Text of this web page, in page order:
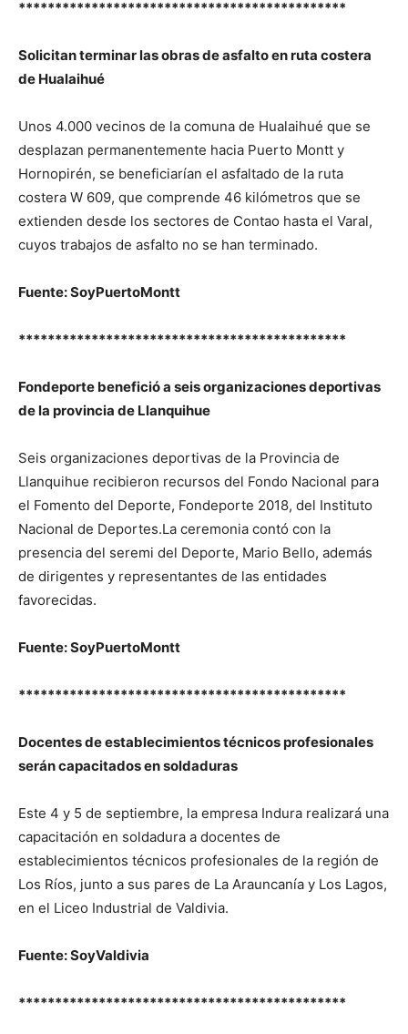
*********************************************
Solicitan terminar las obras de asfalto en ruta costera
de Hualaihué
Unos 4.000 vecinos de la comuna de Hualaihué que se
desplazan permanentemente hacia Puerto Montt y
Hornopirén, se beneficiarían el asfaltado de la ruta
costera W 609, que comprende 46 kilómetros que se
extienden desde los sectores de Contao hasta el Varal,
cuyos trabajos de asfalto no se han terminado.
Fuente: SoyPuertoMontt
*********************************************
Fondeporte benefició a seis organizaciones deportivas
de la provincia de Llanquihue
Seis organizaciones deportivas de la Provincia de
Llanquihue recibieron recursos del Fondo Nacional para
el Fomento del Deporte, Fondeporte 2018, del Instituto
Nacional de Deportes.La ceremonia contó con la
presencia del seremi del Deporte, Mario Bello, además
de dirigentes y representantes de las entidades
favorecidas.
Fuente: SoyPuertoMontt
*********************************************
Docentes de establecimientos técnicos profesionales
serán capacitados en soldaduras
Este 4 y 5 de septiembre, la empresa Indura realizará una
capacitación en soldadura a docentes de
establecimientos técnicos profesionales de la región de
Los Ríos, junto a sus pares de La Arauncanía y Los Lagos,
en el Liceo Industrial de Valdivia.
Fuente: SoyValdivia
*********************************************